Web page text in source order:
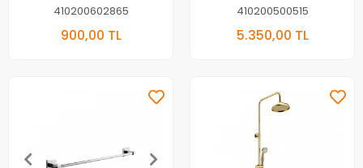
410200602865
900,00 TL
410200500515
5.350,00 TL